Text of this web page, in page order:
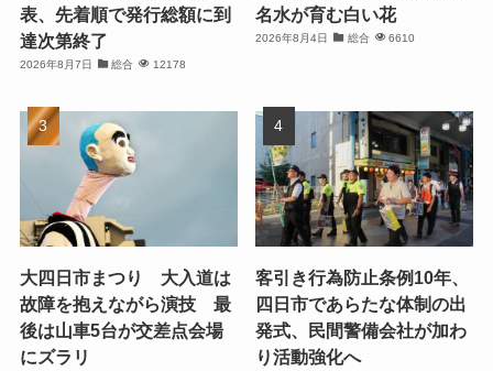
表、先着順で発行総額に到
達次第終了
2026年8月7日 総合 12178
名水が育む白い花
2026年8月4日 総合 6610
大四日市まつり 大入道は
故障を抱えながら演技 最
後は山車5台が交差点会場
にズラリ
客引き行為防止条例10年、
四日市であらたな体制の出
発式、民間警備会社が加わ
り活動強化へ